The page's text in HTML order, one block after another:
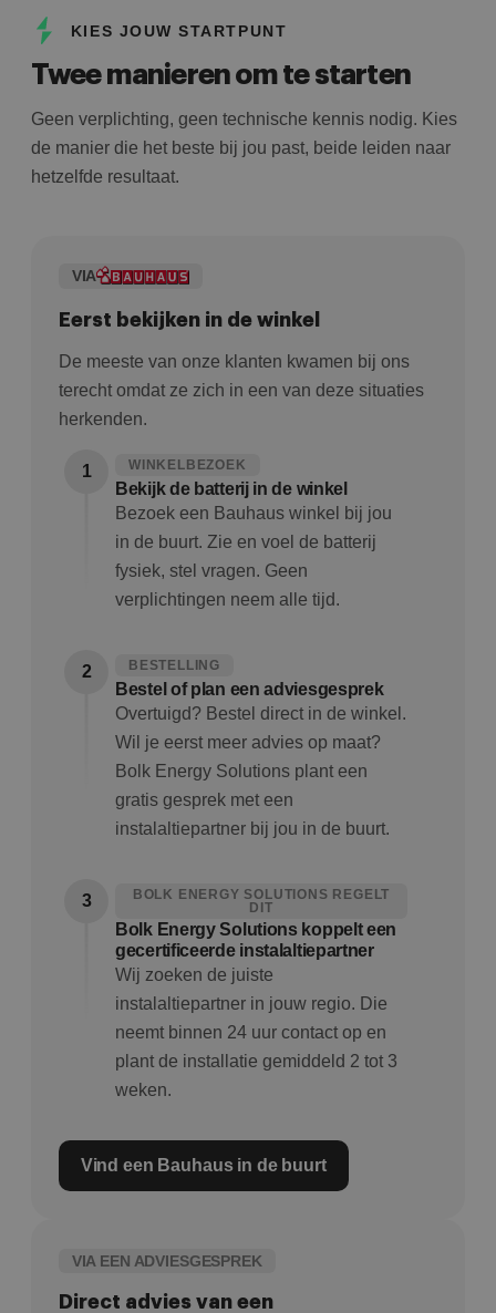
KIES JOUW STARTPUNT
Twee manieren om te starten
Geen verplichting, geen technische kennis nodig. Kies
de manier die het beste bij jou past, beide leiden naar
hetzelfde resultaat.
VIA
Eerst bekijken in de winkel
De meeste van onze klanten kwamen bij ons
terecht omdat ze zich in een van deze situaties
herkenden.
1 WINKELBEZOEK
Bekijk de batterij in de winkel
Bezoek een Bauhaus winkel bij jou
in de buurt. Zie en voel de batterij
fysiek, stel vragen. Geen
verplichtingen neem alle tijd.
2 BESTELLING
Bestel of plan een adviesgesprek
Overtuigd? Bestel direct in de winkel.
Wil je eerst meer advies op maat?
Bolk Energy Solutions plant een
gratis gesprek met een
instalaltiepartner bij jou in de buurt.
3
BOLK ENERGY SOLUTIONS REGELT
DIT
Bolk Energy Solutions koppelt een
gecertificeerde instalaltiepartner
Wij zoeken de juiste
instalaltiepartner in jouw regio. Die
neemt binnen 24 uur contact op en
plant de installatie gemiddeld 2 tot 3
weken.
Vind een Bauhaus in de buurt
VIA EEN ADVIESGESPREK
Direct advies van een